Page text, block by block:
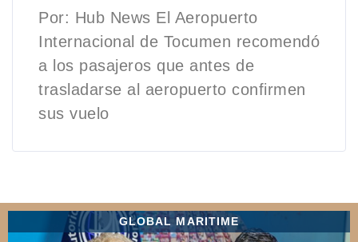
Por: Hub News El Aeropuerto
Internacional de Tocumen recomendó
a los pasajeros que antes de
trasladarse al aeropuerto confirmen
sus vuelo
GLOBAL MARITIME